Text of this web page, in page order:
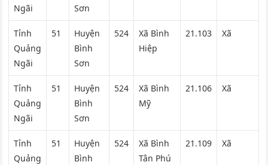
Ngãi
Sơn
Tỉnh
Quảng
Ngãi
51
Huyện
Bình
Sơn
524
Xã Bình
Hiệp
21.103 Xã
Tỉnh
Quảng
Ngãi
51
Huyện
Bình
Sơn
524
Xã Bình
Mỹ
21.106 Xã
Tỉnh
Quảng
51
Huyện
Bình
524
Xã Bình
Tân Phú
21.109 Xã